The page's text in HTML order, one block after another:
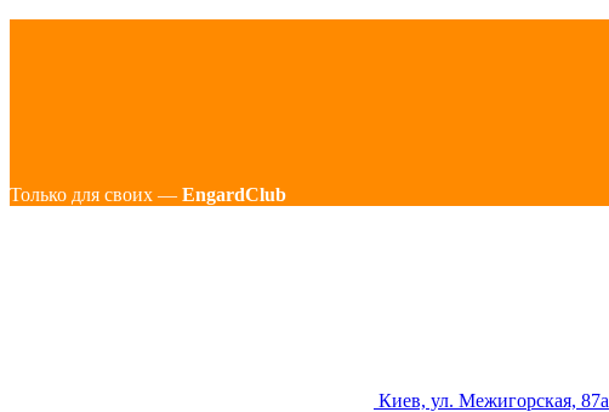
Только для своих — EngardClub
Киев, ул. Межигорская, 87а